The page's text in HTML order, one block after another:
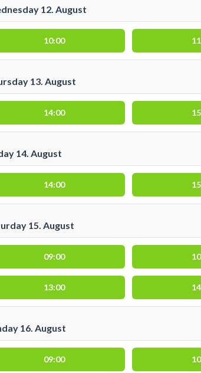
12. August
10:00
13. August
14:00
14. August
14:00
15. August
09:00
13:00
16. August
09:00